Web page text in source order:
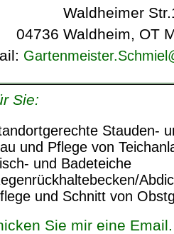
Teichbau
Matthias Schmiel
Waldheimer
04736 Waldheim, OT
Sie:
Stauden-
und Pflege von
und Badeteiche
und Schnitt von
Sie mir eine